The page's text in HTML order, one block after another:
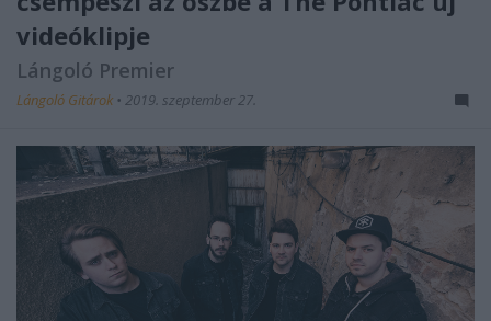
videóklipje
Lángoló Premier
Lángoló Gitárok • 2019. szeptember 27.